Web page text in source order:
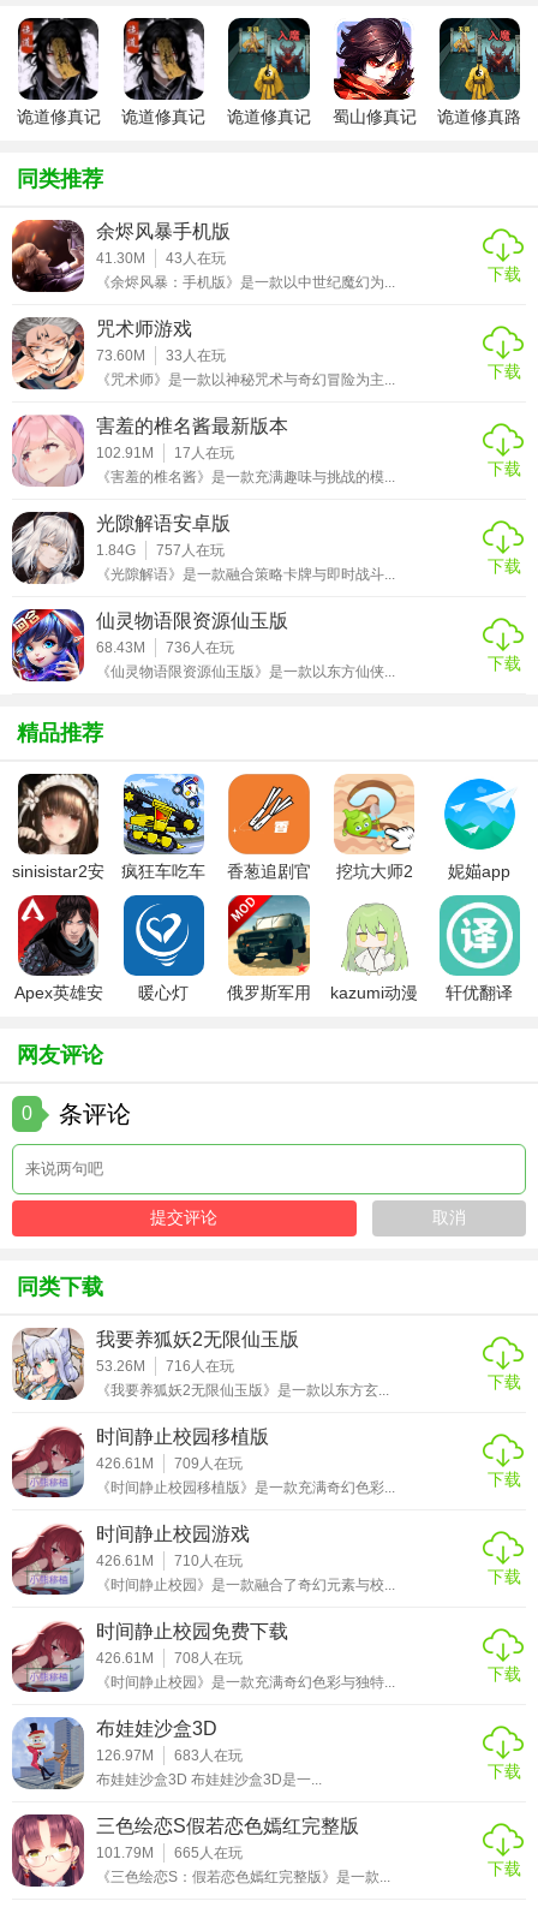
【诡道修真记内置菜单版功能】
1. 内置菜单：提供无限资源、技能无冷却等便捷功能，帮助
玩家快速提升实力。
作。
3. 角色养成：通过修炼、战斗和完成任务，提升角色等级、
4. 社交系统：与其他玩家交流、组队，共同探索修真界。
1. 丰富剧情：游戏拥有庞大的剧情体系，让玩家充分沉浸在
修真世界中。
2. 多样玩法：结合探索、战斗、养成等多种玩法，提升游戏
趣味性。
3. 精美画面：采用高品质的画面和音效，为玩家带来沉浸式
的游戏体验。
4. 自由度高：玩家可以根据自己的喜好选择修炼方向，体验
【诡道修真记内置菜单版测评】
《诡道修真记内置菜单版》以其独特的修真题材、丰富的玩
法和精美的画面赢得了众多玩家的喜爱。内置菜单功能让玩
家在享受游戏乐趣的同时，也能快速提升自己的实力。然
而，对于追求公平竞技的玩家来说，过度依赖内置菜单可能
会降低游戏的挑战性。总体来说，《诡道修真记内置菜单
诡道修真记
诡道修真记
诡道修真记
蜀山修真记
诡道修真路
同类推荐
余烬风暴手机版
41.30M 43 人在玩
《余烬风暴：手机版》是一款以中世纪魔幻为...
下载
咒术师游戏
73.60M 33 人在玩
《咒术师》是一款以神秘咒术与奇幻冒险为主...
下载
害羞的椎名酱最新版本
102.91M 17 人在玩
《害羞的椎名酱》是一款充满趣味与挑战的模...
下载
光隙解语安卓版
1.84G 757 人在玩
《光隙解语》是一款融合策略卡牌与即时战斗...
下载
仙灵物语限资源仙玉版
68.43M 736 人在玩
《仙灵物语限资源仙玉版》是一款以东方仙侠...
下载
精品推荐
sinisistar2安
卓汉化版
疯狂车吃车
3中文版
香葱追剧官
方最新版
挖坑大师2 妮媌app
Apex英雄安
暖心灯
俄罗斯军用
kazumi动漫
轩优翻译
网友评论
0 条评论
同类下载
我要养狐妖2无限仙玉版
53.26M 716 人在玩
《我要养狐妖2无限仙玉版》是一款以东方玄...
下载
时间静止校园移植版
426.61M 709 人在玩
《时间静止校园移植版》是一款充满奇幻色彩...
下载
时间静止校园游戏
426.61M 710人在玩
《时间静止校园》是一款融合了奇幻元素与校...
下载
时间静止校园免费下载
426.61M 708 人在玩
《时间静止校园》是一款充满奇幻色彩与独特...
下载
布娃娃沙盒3D
126.97M 683 人在玩
布娃娃沙盒3D 布娃娃沙盒3D是一...
下载
三色绘恋S假若恋色嫣红完整版
101.79M 665 人在玩
《三色绘恋S：假若恋色嫣红完整版》是一款...
下载